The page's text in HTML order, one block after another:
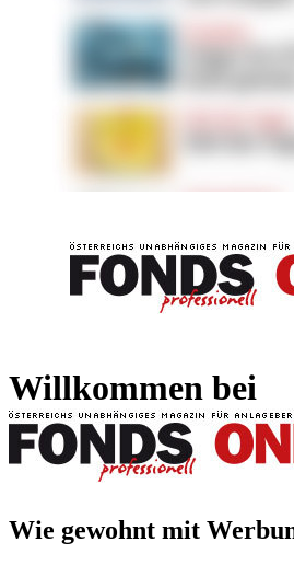
Willkommen bei
Wie gewohnt mit